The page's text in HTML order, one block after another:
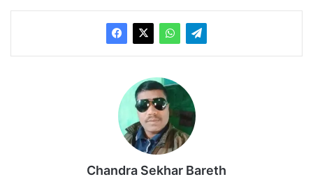
Chandra Sekhar Bareth